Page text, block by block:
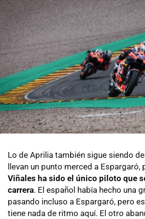
Lo de Aprilia también sigue siendo
llevan un punto merced a Espargaró,
Viñales ha sido el único piloto que
carrera. El español había hecho una
pasando incluso a Espargaró, pero
tiene nada de ritmo aquí. El otro